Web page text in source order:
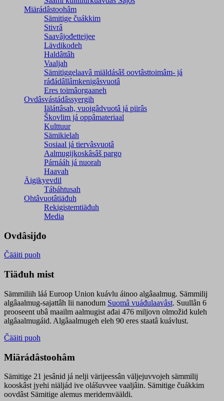
Miärádâstoohâm
Sämitige čuákkim
Stivrâ
Saavâjođetteijee
Lävdikodeh
Haldâttâh
Vaaljah
Sämitiggelaavâ miäldásâš oovtâsttoimâm- já
ráđádâllâmkenigâsvuotâ
Eres toimâorgaaneh
Ovdâsvástádâssyergih
Iäláttâsah, vuoigâdvuotâ já piirâs
Škovlim já oppâmateriaal
Kulttuur
Sämikielah
Sosiaal já tiervâsvuotâ
Aalmugijkoskâsâš pargo
Párnááh já nuorah
Haavah
Äigikyevdil
Tábáhtusah
Ohtâvuotâtiäđuh
Rekigistemtiäđuh
Media
Ovdâsijđo
Čääiti puoh
Tiäđuh mist
Sämmiliih láá Euroop Union kuávlu áinoo algâaalmug. Sämmilij
algâaalmug-sajattâh lii nanodum Suomâ vuáđulaavâst. Suullân 6
prooseent ubâ maailm aalmugist ađai 476 miljovn olmožid kuleh
algâaalmugáid. Algâaalmugeh eleh 90 eres staatâ kuávlust.
Čääiti puoh
Miärádâstoohâm
Sämitige 21 jesânid já nelji värijeessân väljejuvvojeh sämmilij
kooskâst jyehi niäljád ive olášuvvee vaaljâin. Sämitige čuákkim
oovdâst Sämitige alemus meridemvääldi.